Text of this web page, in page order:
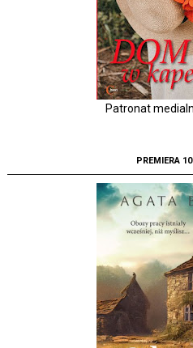
Patronat
PREMIERA